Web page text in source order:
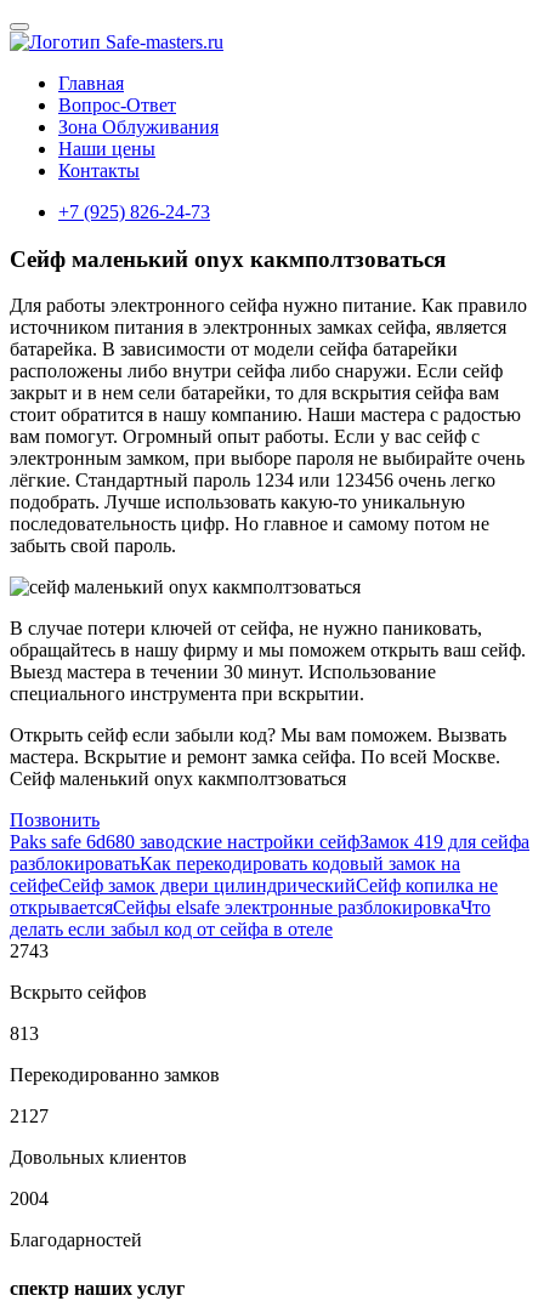
Главная
Вопрос-Ответ
Зона Облуживания
Наши цены
Контакты
+7 (925) 826-24-73
Сейф маленький onyx какмполтзоваться
Для работы электронного сейфа нужно питание. Как правило
источником питания в электронных замках сейфа, является
батарейка. В зависимости от модели сейфа батарейки
расположены либо внутри сейфа либо снаружи. Если сейф
закрыт и в нем сели батарейки, то для вскрытия сейфа вам
стоит обратится в нашу компанию. Наши мастера с радостью
вам помогут. Огромный опыт работы. Если у вас сейф с
электронным замком, при выборе пароля не выбирайте очень
лёгкие. Стандартный пароль 1234 или 123456 очень легко
подобрать. Лучше использовать какую-то уникальную
последовательность цифр. Но главное и самому потом не
забыть свой пароль.
В случае потери ключей от сейфа, не нужно паниковать,
обращайтесь в нашу фирму и мы поможем открыть ваш сейф.
Выезд мастера в течении 30 минут. Использование
специального инструмента при вскрытии.
Открыть сейф если забыли код? Мы вам поможем. Вызвать
мастера. Вскрытие и ремонт замка сейфа. По всей Москве.
Сейф маленький onyx какмполтзоваться
Позвонить
Paks safe 6d680 заводские настройки сейфЗамок 419 для сейфа
разблокироватьКак перекодировать кодовый замок на
сейфеСейф замок двери цилиндрическийСейф копилка не
открываетсяСейфы elsafe электронные разблокировкаЧто
делать если забыл код от сейфа в отеле
2743
Вскрыто сейфов
813
Перекодированно замков
2127
Довольных клиентов
2004
Благодарностей
спектр наших услуг